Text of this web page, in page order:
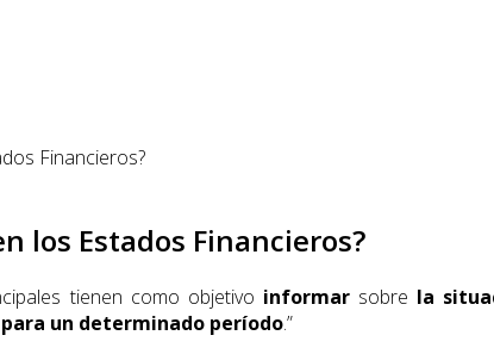
los Estados Financieros?
tienen como objetivo informarsobre la
para un determinado período.”